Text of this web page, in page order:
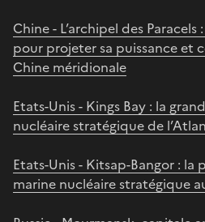
Chine - L’archipel des
pour projeter sa puissance et
Chine méridionale
Etats-Unis - Kings Bay : la
nucléaire stratégique de
Etats-Unis - Kitsap-Bangor : la
marine nucléaire stratégique